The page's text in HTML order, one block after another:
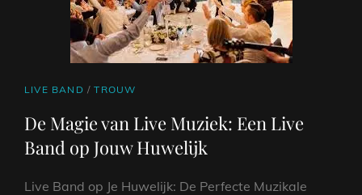
CAT
LIVE BAND /TROUW
De Magie van Live Muziek: Een Live
Band op Jouw Huwelijk
Live Band op Je Huwelijk: De Perfecte Muzikale